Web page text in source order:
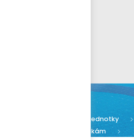
Solonizační jednotky
solonizačním jednotkám